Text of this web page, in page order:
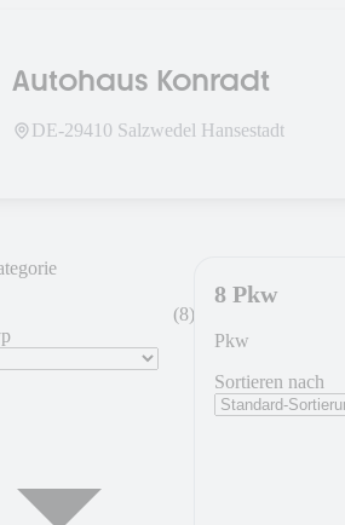
Autohaus Konradt
DE-29410 Salzwedel Hansestadt
(8)
8 Pkw
Pkw
Sortieren nach